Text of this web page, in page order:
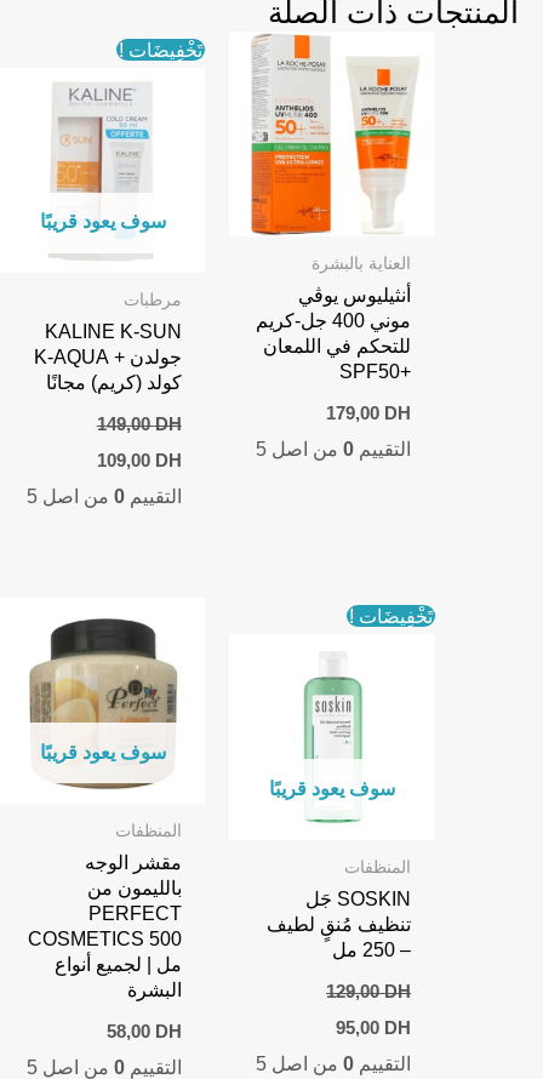
المنتجات ذات الصلة
العناية بالبشرة
أنثيليوس يوڤي
موني 400 جل-كريم
للتحكم في اللمعان
+SPF50
179,00 DH
التقييم 0من اصل 5
تَخْفِيضَات !
سوف يعود قريبًا
مرطبات
KALINE K-SUN
جولدن + K-AQUA
كولد (كريم) مجانًا
149,00DH
Original
was:
109,00 DH
is:
التقييم0 من اصل 5
تَخْفِيضَات !
سوف يعود قريبًا
المنظفات
SOSKIN جَل
تنظيف مُنقٍ لطيف
– 250 مل
129,00DH
Original
was:
95,00 DH
Current
is:
التقييم 0من اصل 5
سوف يعود قريبًا
المنظفات
مقشر الوجه
بالليمون من
PERFECT
COSMETICS 500
مل | لجميع أنواع
البشرة
58,00 DH
التقييم0 من اصل 5